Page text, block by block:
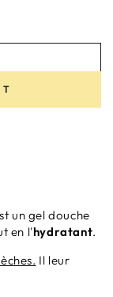
un gel douche
en l'hydratant.
Il leur